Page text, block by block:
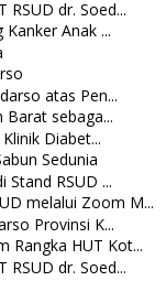
RSUD dr. Soed...
Kanker Anak ...
atas Pen...
Barat sebaga...
Diabet...
Sedunia
Stand RSUD ...
melalui Zoom M...
Provinsi K...
Rangka HUT Kot...
RSUD dr. Soed...